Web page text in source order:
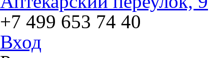
+7 499 653 74 40
Вход